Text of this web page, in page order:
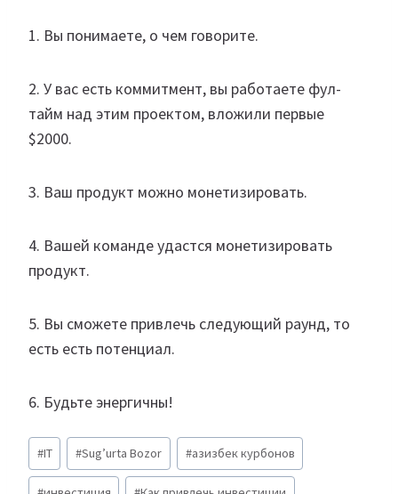
1. Вы понимаете, о чем говорите.
2. У вас есть коммитмент, вы работаете фул-
тайм над этим проектом, вложили первые
$2000.
3. Ваш продукт можно монетизировать.
4. Вашей команде удастся монетизировать
продукт.
5. Вы сможете привлечь следующий раунд, то
есть есть потенциал.
6. Будьте энергичны!
Метки
записи:
#IT #Sug’urta Bozor #азизбек курбонов